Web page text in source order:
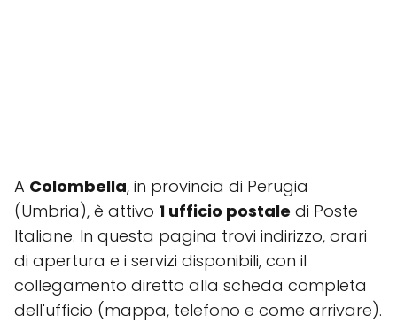
A Colombella, in provincia di Perugia
(Umbria), è attivo 1 ufficio postale di Poste
Italiane. In questa pagina trovi indirizzo, orari
di apertura e i servizi disponibili, con il
collegamento diretto alla scheda completa
dell'ufficio (mappa, telefono e come arrivare).